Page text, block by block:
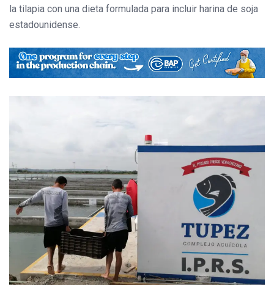
la tilapia con una dieta formulada para incluir harina de soja
estadounidense.